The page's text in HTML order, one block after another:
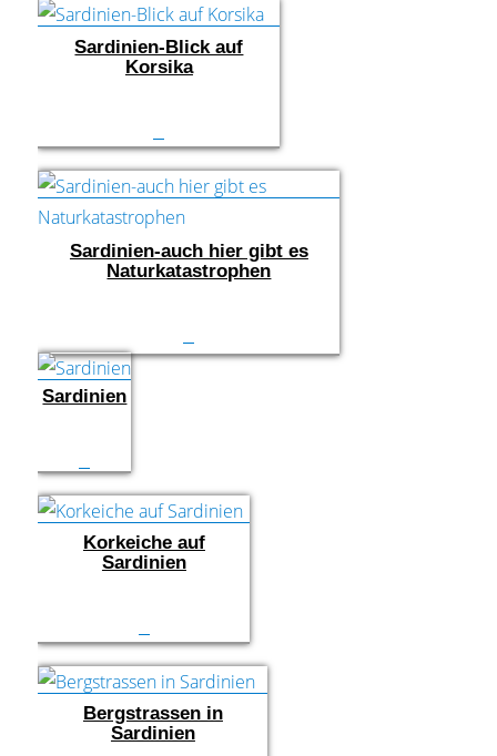
Sardinien-Blick auf
Korsika
Sardinien-auch hier gibt es
Naturkatastrophen
Sardinien
Korkeiche auf
Sardinien
Bergstrassen in
Sardinien